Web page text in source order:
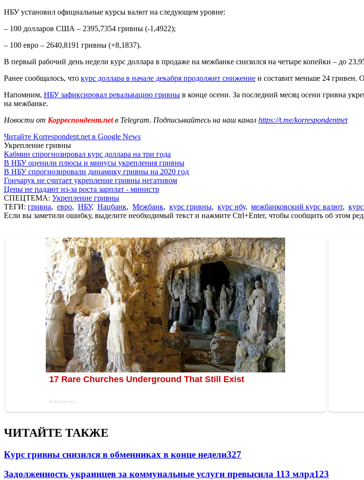
НБУ установил официальные курсы валют на следующем уровне:
– 100 долларов США – 2395,7354 гривны (-1,4922);
– 100 евро – 2640,8191 гривны (+8,1837).
В первый рабочий день недели курс доллара в продаже на межбанке снизился на четыре копейки – до
Ранее сообщалось, что курс доллара в начале декабря продолжит снижение и составит меньше 24 гривен.
Напомним, НБУ зафиксировал ревальвацию гривны в конце осени. За последний месяц осени гривна
на межбанке.
Новости от Корреспондент.netв Telegram. Подписывайтесь на наш канал https://t.me/korrespondentnet
Читайте Korrespondent.net в Google News
Укрепление гривны
Кабмин спрогнозировал курс доллара на три года
В НБУ оценили плюсы и минусы укрепления гривны
В НБУ спрогнозировали динамику гривны на 2020 год
Гончарук не считает укрепление гривны негативом
Цены не падают из-за роста зарплат - министр
СПЕЦТЕМА: Укрепление гривны
ТЕГИ: гривна, евро, НБУ, Нацбанк, Межбанк, курс гривны, курс нбу, межбанковский курс валют,
Если вы заметили ошибку, выделите необходимый текст и нажмите Ctrl+Enter, чтобы сообщить об этом
ЧИТАЙТЕ ТАКЖЕ
Курс гривны снизился в обменниках в конце недели327
Задолженность украинцев за коммунальные услуги превысила 113 млрд123